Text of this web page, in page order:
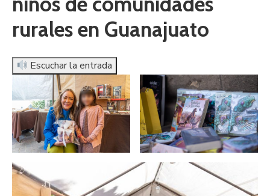
rurales en Guanajuato
Escuchar la entrada